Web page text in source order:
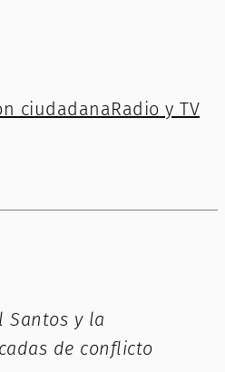
ciudadanaRadio y TV
Santos y la
de conflicto